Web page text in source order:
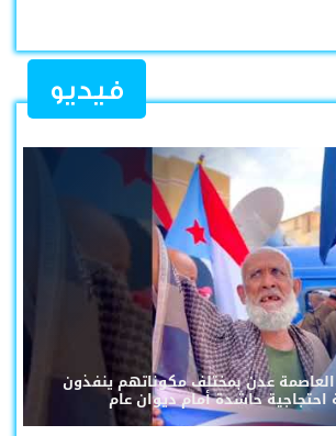
فيديو
العاصمة عدن بمختلف مكوناتهم ينفذون
حاشدة أمام ديوان عام